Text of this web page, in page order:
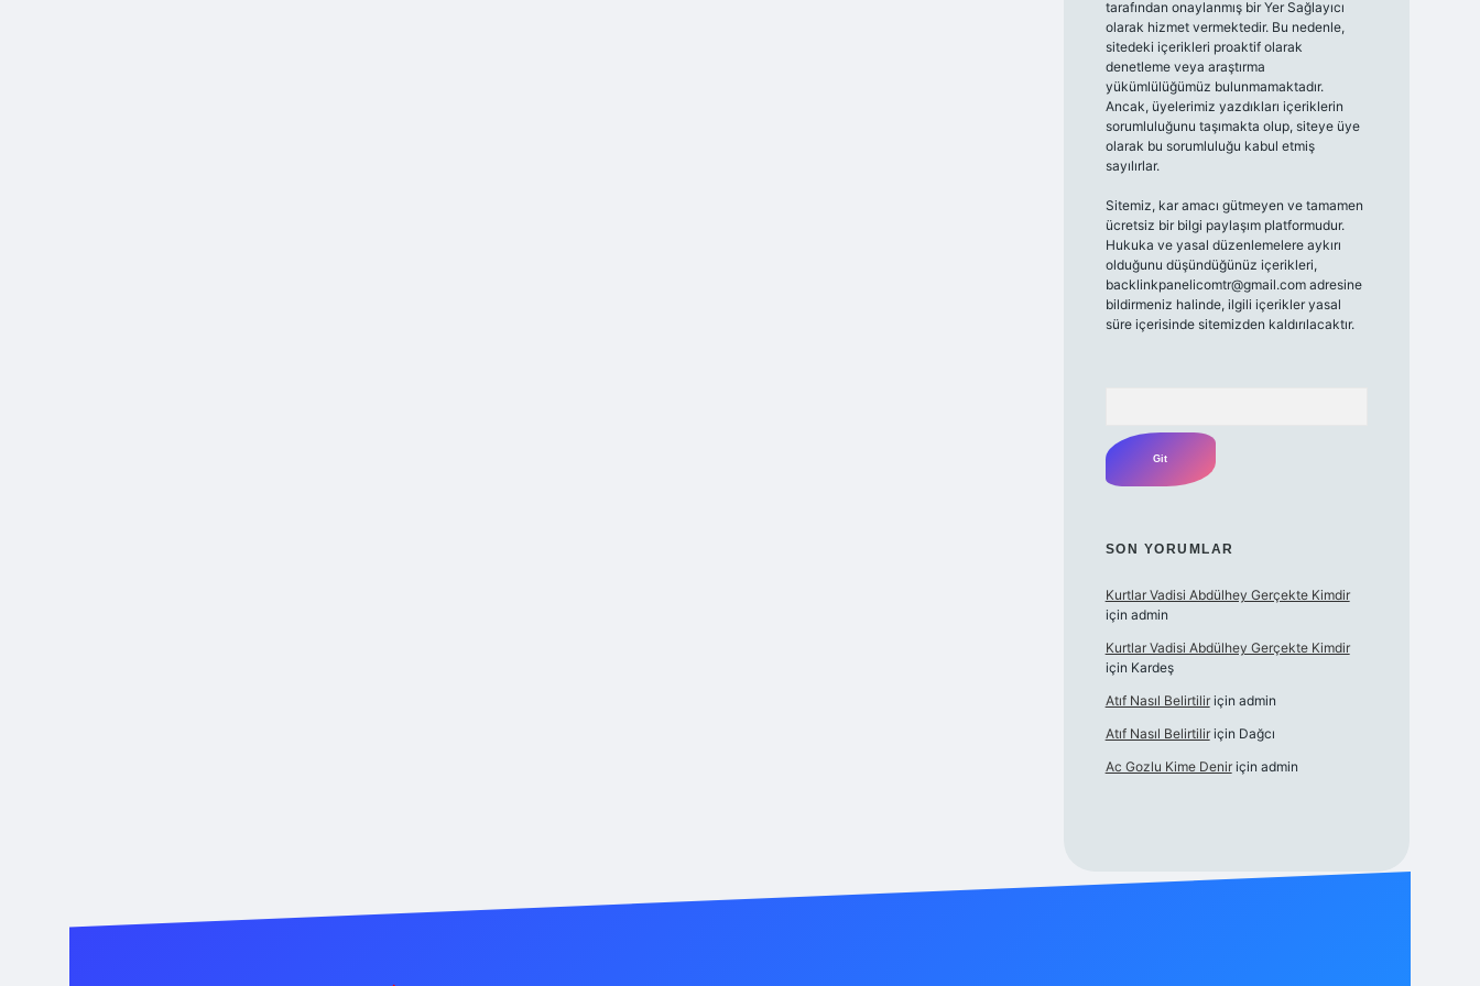
tarafından onaylanmış bir Yer Sağlayıcı
olarak hizmet vermektedir. Bu nedenle,
sitedeki içerikleri proaktif olarak
denetleme veya araştırma
yükümlülüğümüz bulunmamaktadır.
Ancak, üyelerimiz yazdıkları içeriklerin
sorumluluğunu taşımakta olup, siteye üye
olarak bu sorumluluğu kabul etmiş
sayılırlar.
Sitemiz, kar amacı gütmeyen ve tamamen
ücretsiz bir bilgi paylaşım platformudur.
Hukuka ve yasal düzenlemelere aykırı
olduğunu düşündüğünüz içerikleri,
backlinkpanelicomtr@gmail.comadresine
bildirmeniz halinde, ilgili içerikler yasal
süre içerisinde sitemizden kaldırılacaktır.
SON YORUMLAR
Kurtlar Vadisi Abdülhey Gerçekte Kimdir
için admin
Kurtlar Vadisi Abdülhey Gerçekte Kimdir
için Kardeş
Atıf Nasıl Belirtiliriçin admin
Atıf Nasıl Belirtiliriçin Dağcı
Ac Gozlu Kime Deniriçin admin